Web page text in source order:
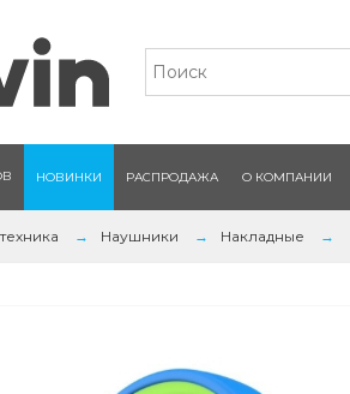
НОВИНКИ РАСПРОДАЖА О КОМПАНИИ
Наушники Накладные